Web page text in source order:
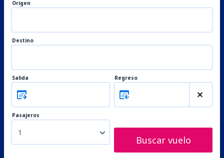
Origen
Destino
Salida Regreso
Pasajeros
1
Buscar vuelo